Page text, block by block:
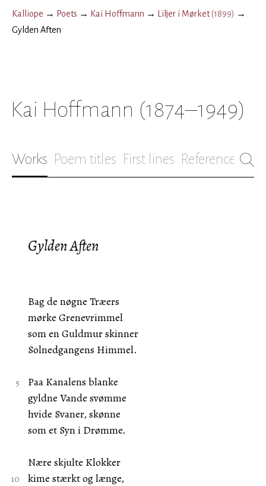
Kalliope → Poets → Kai Hoffmann → Liljer i Mørket(1899) →
Gylden Aften
Kai Hoffmann (1874–1949)
Works Poem titles First lines References
Gylden Aften
Bag de nøgne Træers
mørke Grenevrimmel
som en Guldmur skinner
Solnedgangens Himmel.
Paa Kanalens blanke
gyldne Vande svømme
hvide Svaner, skønne
som et Syn i Drømme.
Nære skjulte Klokker
kime stærkt og længe,